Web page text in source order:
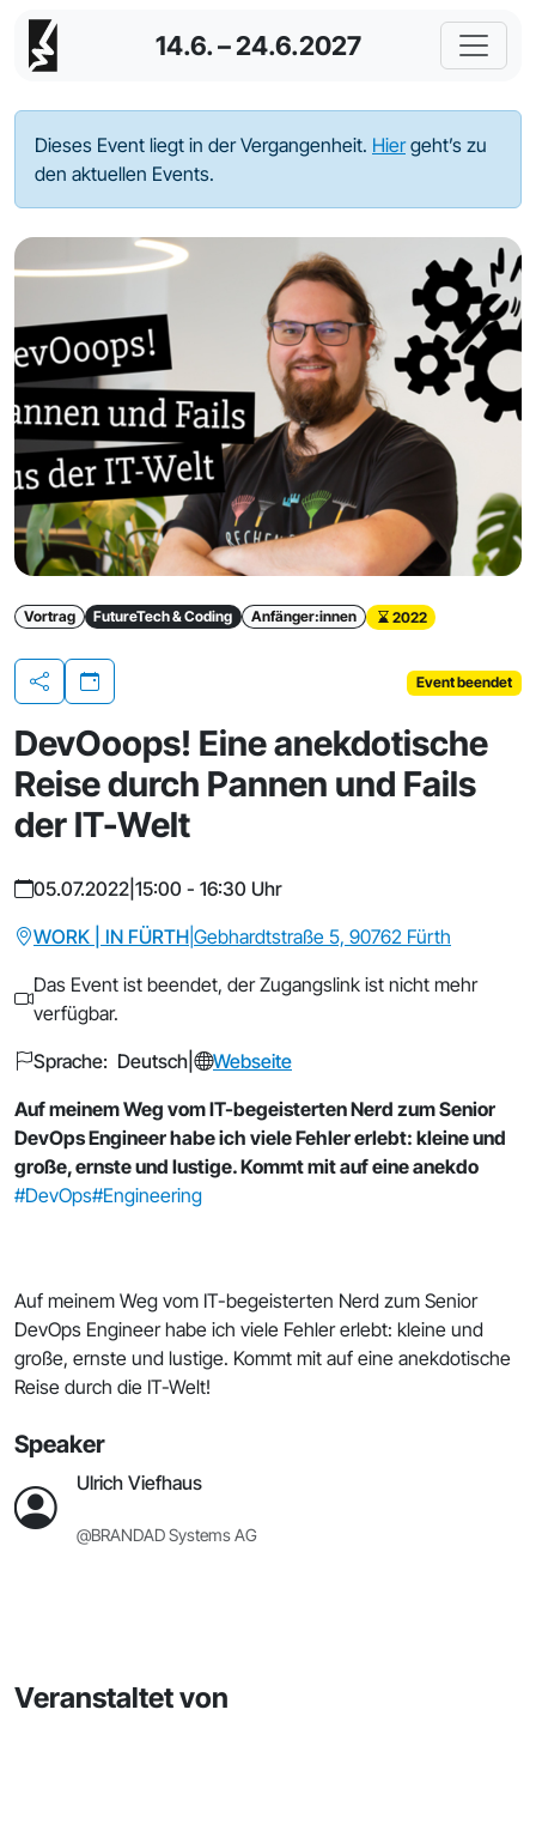
14.6. – 24.6.2027
Dieses Event liegt in der Vergangenheit. Hiergeht’s zu
den aktuellen Events.
Vortrag FutureTech & Coding Anfänger:innen 2022
Teilen
Event beendet
DevOoops! Eine anekdotische
Reise durch Pannen und Fails
der IT-Welt
05.07.2022 15:00 - 16:30 Uhr
WORK | IN FÜRTH Gebhardtstraße 5, 90762 Fürth
Das Event ist beendet, der Zugangslink ist nicht mehr
verfügbar.
Sprache: Deutsch
Webseite
Auf meinem Weg vom IT-begeisterten Nerd zum Senior
DevOps Engineer habe ich viele Fehler erlebt: kleine und
große, ernste und lustige. Kommt mit auf eine anekdo
#DevOps#Engineering
Auf meinem Weg vom IT-begeisterten Nerd zum Senior
DevOps Engineer habe ich viele Fehler erlebt: kleine und
große, ernste und lustige. Kommt mit auf eine anekdotische
Reise durch die IT-Welt!
Speaker
Ulrich Viefhaus
@BRANDAD Systems AG
Veranstaltet von